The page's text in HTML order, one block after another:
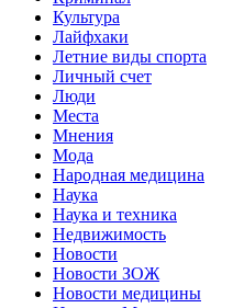
Культура
Лайфхаки
Летние виды спорта
Личный счет
Люди
Места
Мнения
Мода
Народная медицина
Наука
Наука и техника
Недвижимость
Новости
Новости ЗОЖ
Новости медицины